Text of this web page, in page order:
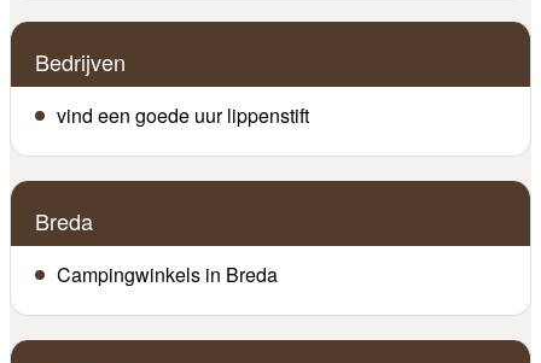
Bedrijven
vind een goede uur lippenstift
Breda
Campingwinkels in Breda